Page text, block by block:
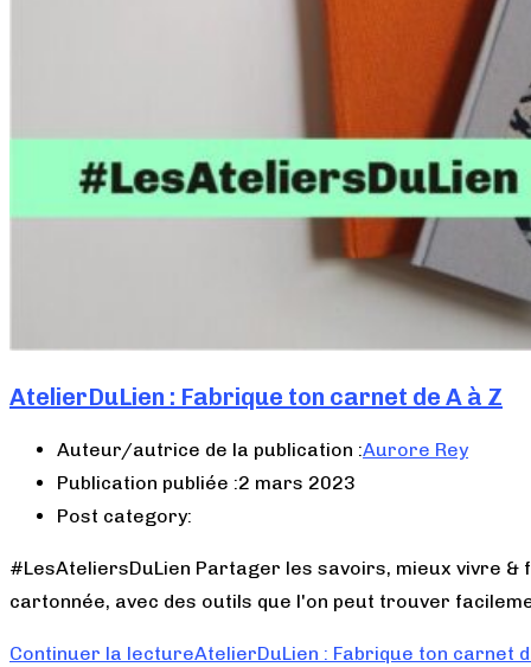
AtelierDuLien : Fabrique ton carnet de A à Z
Auteur/autrice de la publication :Aurore Rey
Publication publiée :2 mars 2023
Post category:
#LesAteliersDuLien Partager les savoirs, mieux vivre
cartonnée, avec des outils que l'on peut trouver
Continuer la lectureAtelierDuLien : Fabrique ton carnet